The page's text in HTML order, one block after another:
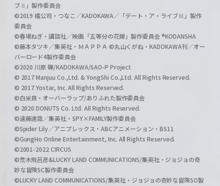
ブⅡ」製作委員会
©2019 橘公司・つなこ／KADOKAWA／「デート・ア・ライブⅢ」製作
委員会
©春場ねぎ・講談社／映画「五等分の花嫁」製作委員会 ®KODANSHA
©藤本タツキ／集英社・ＭＡＰＰＡ ©丸山くがね・KADOKAWA刊／オー
バーロード4製作委員会
©2020 川原 礫/KADOKAWA/SAO-P Project
© 2017 Manjuu Co.,Ltd. & YongShi Co.,Ltd. All Rights Reserved.
© 2017 Yostar, Inc. All Rights Reserved.
©白米良・オーバーラップ/ありふれた製作委員会
© 2020 DONUTS Co. Ltd. All Rights Reserved.
©遠藤達哉／集英社・SPY×FAMILY製作委員会
©Spider Lily／アニプレックス・ABCアニメーション・BS11
©GungHo Online Entertainment, Inc. All Rights Reserved.
©2001-2022 CIRCUS
©荒木飛呂彦&LUCKY LAND COMMUNICATIONS/集英社・ジョジョの奇
妙な冒険SC製作委員会
©LUCKY LAND COMMUNICATIONS/集英社・ジョジョの奇妙な冒険SO製